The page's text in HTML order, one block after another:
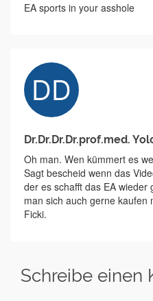
EA sports in your asshole
Dr.Dr.Dr.Dr.prof.med.
Oh man. Wen kümmert es
Sagt bescheid wenn das
der es schafft das EA wieder
man sich auch gerne kaufen
Ficki.
Schreibe einen